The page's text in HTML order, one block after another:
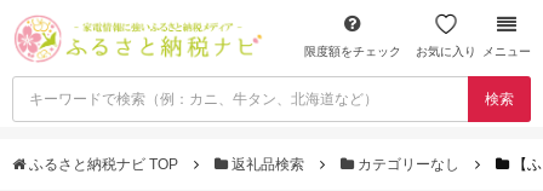
限度額をチェック お気に入り メニュー
検索
ふるさと納税ナビ TOP 返礼品検索 カテゴリーなし 【